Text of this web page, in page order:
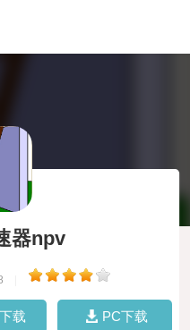
器npv
载 PC下载